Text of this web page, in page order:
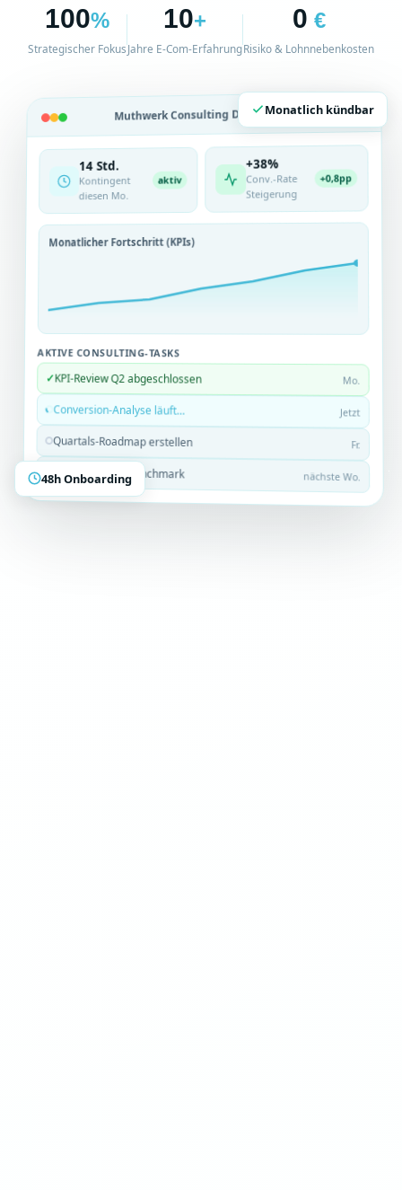
100%
Strategischer Fokus
10+
Jahre E-Com-Erfahrung
0 €
Risiko & Lohnnebenkosten
Muthwerk Consulting Dashboard Live
14 Std.
Kontingent
diesen Mo.
aktiv
+38%
Conv.-Rate
Steigerung
+0,8pp
Monatlicher Fortschritt (KPIs)
AKTIVE CONSULTING-TASKS
✓KPI-Review Q2 abgeschlossen Mo.
Conversion-Analyse läuft… Jetzt
Quartals-Roadmap erstellen Fr.
Wettbewerber-Benchmark nächste Wo.
Monatlich kündbar
48h Onboarding